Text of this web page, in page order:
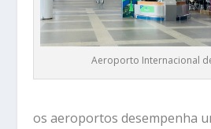
Aeroporto Internacional
os aeroportos desempenha